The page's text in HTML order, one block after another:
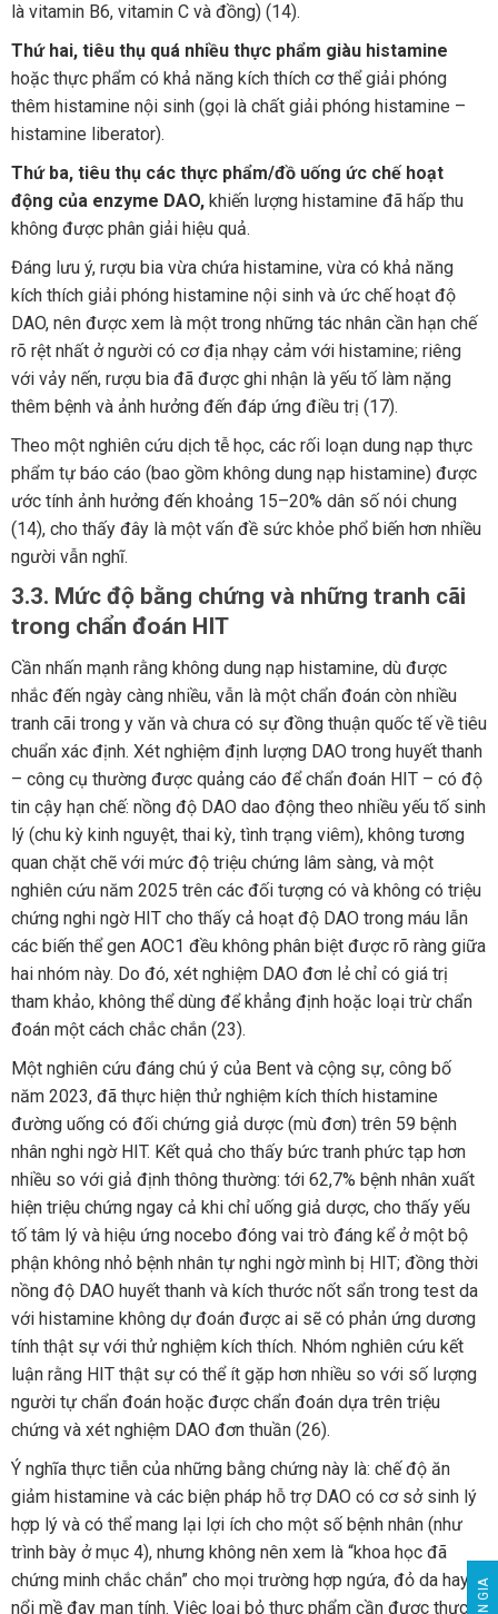
là vitamin B6, vitamin C và đồng) (14).
Thứ hai, tiêu thụ quá nhiều thực phẩm giàu histamine
hoặc thực phẩm có khả năng kích thích cơ thể giải phóng
thêm histamine nội sinh (gọi là chất giải phóng histamine –
histamine liberator).
Thứ ba, tiêu thụ các thực phẩm/đồ uống ức chế hoạt
động của enzyme DAO, khiến lượng histamine đã hấp thu
không được phân giải hiệu quả.
Đáng lưu ý, rượu bia vừa chứa histamine, vừa có khả năng
kích thích giải phóng histamine nội sinh và ức chế hoạt độ
DAO, nên được xem là một trong những tác nhân cần hạn chế
rõ rệt nhất ở người có cơ địa nhạy cảm với histamine; riêng
với vảy nến, rượu bia đã được ghi nhận là yếu tố làm nặng
thêm bệnh và ảnh hưởng đến đáp ứng điều trị (17).
Theo một nghiên cứu dịch tễ học, các rối loạn dung nạp thực
phẩm tự báo cáo (bao gồm không dung nạp histamine) được
ước tính ảnh hưởng đến khoảng 15–20% dân số nói chung
(14), cho thấy đây là một vấn đề sức khỏe phổ biến hơn nhiều
người vẫn nghĩ.
3.3. Mức độ bằng chứng và những tranh cãi
trong chẩn đoán HIT
Cần nhấn mạnh rằng không dung nạp histamine, dù được
nhắc đến ngày càng nhiều, vẫn là một chẩn đoán còn nhiều
tranh cãi trong y văn và chưa có sự đồng thuận quốc tế về tiêu
chuẩn xác định. Xét nghiệm định lượng DAO trong huyết thanh
– công cụ thường được quảng cáo để chẩn đoán HIT – có độ
tin cậy hạn chế: nồng độ DAO dao động theo nhiều yếu tố sinh
lý (chu kỳ kinh nguyệt, thai kỳ, tình trạng viêm), không tương
quan chặt chẽ với mức độ triệu chứng lâm sàng, và một
nghiên cứu năm 2025 trên các đối tượng có và không có triệu
chứng nghi ngờ HIT cho thấy cả hoạt độ DAO trong máu lẫn
các biến thể gen AOC1 đều không phân biệt được rõ ràng giữa
hai nhóm này. Do đó, xét nghiệm DAO đơn lẻ chỉ có giá trị
tham khảo, không thể dùng để khẳng định hoặc loại trừ chẩn
đoán một cách chắc chắn (23).
Một nghiên cứu đáng chú ý của Bent và cộng sự, công bố
năm 2023, đã thực hiện thử nghiệm kích thích histamine
đường uống có đối chứng giả dược (mù đơn) trên 59 bệnh
nhân nghi ngờ HIT. Kết quả cho thấy bức tranh phức tạp hơn
nhiều so với giả định thông thường: tới 62,7% bệnh nhân xuất
hiện triệu chứng ngay cả khi chỉ uống giả dược, cho thấy yếu
tố tâm lý và hiệu ứng nocebo đóng vai trò đáng kể ở một bộ
phận không nhỏ bệnh nhân tự nghi ngờ mình bị HIT; đồng thời
nồng độ DAO huyết thanh và kích thước nốt sẩn trong test da
với histamine không dự đoán được ai sẽ có phản ứng dương
tính thật sự với thử nghiệm kích thích. Nhóm nghiên cứu kết
luận rằng HIT thật sự có thể ít gặp hơn nhiều so với số lượng
người tự chẩn đoán hoặc được chẩn đoán dựa trên triệu
chứng và xét nghiệm DAO đơn thuần (26).
Ý nghĩa thực tiễn của những bằng chứng này là: chế độ ăn
giảm histamine và các biện pháp hỗ trợ DAO có cơ sở sinh lý
hợp lý và có thể mang lại lợi ích cho một số bệnh nhân (như
trình bày ở mục 4), nhưng không nên xem là “khoa học đã
chứng minh chắc chắn” cho mọi trường hợp ngứa, đỏ da hay
nổi mề đay mạn tính. Việc loại bỏ thực phẩm cần được thực